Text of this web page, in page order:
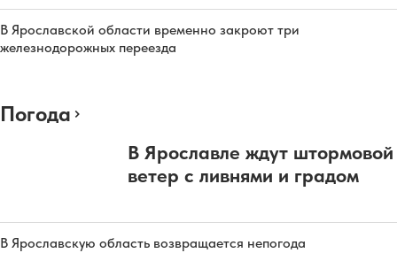
В Ярославской области временно закроют три
железнодорожных переезда
Погода
В Ярославле ждут штормовой
ветер с ливнями и градом
В Ярославскую область возвращается непогода